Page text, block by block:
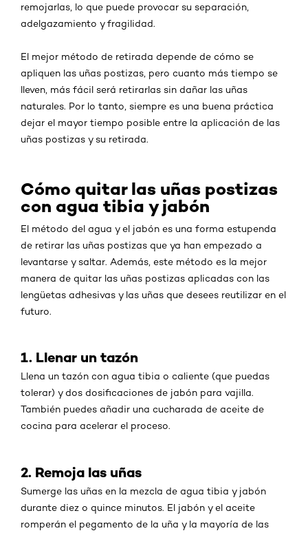
remojarlas, lo que puede provocar su separación,
adelgazamiento y fragilidad.
El mejor método de retirada depende de cómo se
apliquen las uñas postizas, pero cuanto más tiempo se
lleven, más fácil será retirarlas sin dañar las uñas
naturales. Por lo tanto, siempre es una buena práctica
dejar el mayor tiempo posible entre la aplicación de las
uñas postizas y su retirada.
Cómo quitar las uñas postizas
con agua tibia y jabón
El método del agua y el jabón es una forma estupenda
de retirar las uñas postizas que ya han empezado a
levantarse y saltar. Además, este método es la mejor
manera de quitar las uñas postizas aplicadas con las
lengüetas adhesivas y las uñas que desees reutilizar en el
futuro.
1. Llenar un tazón
Llena un tazón con agua tibia o caliente (que puedas
tolerar) y dos dosificaciones de jabón para vajilla.
También puedes añadir una cucharada de aceite de
cocina para acelerar el proceso.
2. Remoja las uñas
Sumerge las uñas en la mezcla de agua tibia y jabón
durante diez o quince minutos. El jabón y el aceite
romperán el pegamento de la uña y la mayoría de las